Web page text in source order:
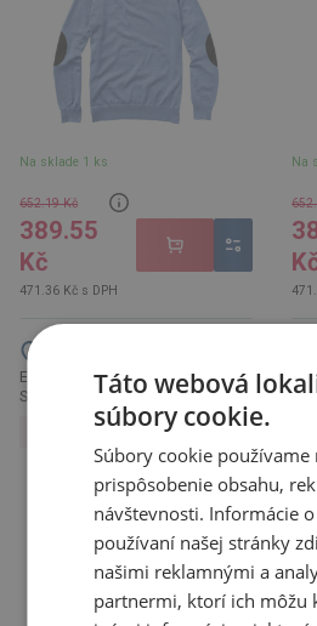
Na sklade 1 ks
652.19 Kč
389.55
Kč
471.36 Kč s DPH
Na
Elevate YUKON POLO nám.modrá
S
-40%
Táto webová
súbory cookie.
Súbory cookie používame
prispôsobenie obsahu,
návštevnosti. Informácie
používaní našej stránky
našimi reklamnými a
partnermi, ktorí ich môžu